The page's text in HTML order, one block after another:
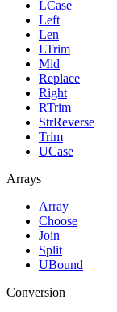
LCase
Left
Len
LTrim
Mid
Replace
Right
RTrim
StrReverse
Trim
UCase
Arrays
Array
Choose
Join
Split
UBound
Conversion